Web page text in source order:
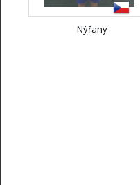
Nýřany